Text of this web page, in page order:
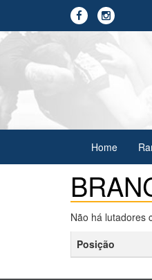
Home
Não há lutadores
Posição